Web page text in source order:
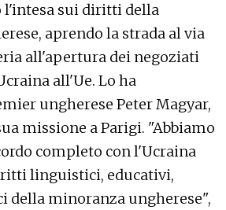
l'intesa sui diritti della
aprendo la strada al via
all'apertura dei negoziati
all'Ue. Lo ha
ungherese Peter Magyar,
missione a Parigi. "Abbiamo
completo con l'Ucraina
linguistici, educativi,
della minoranza ungherese",